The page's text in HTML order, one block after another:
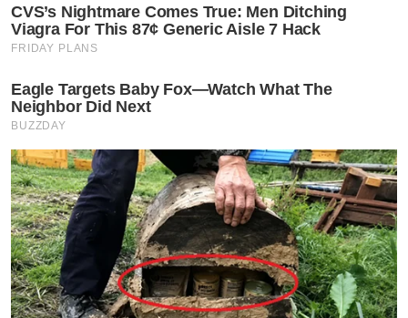
CVS’s Nightmare Comes True: Men Ditching
Viagra For This 87¢ Generic Aisle 7 Hack
FRIDAY PLANS
Eagle Targets Baby Fox—Watch What The
Neighbor Did Next
BUZZDAY